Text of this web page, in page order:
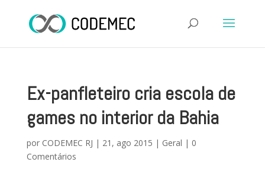
Ex-panfleteiro cria escola de
games no interior da Bahia
por CODEMEC RJ | 21, ago 2015 | Geral | 0
Comentários